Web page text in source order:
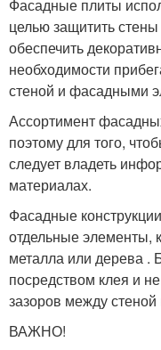
Фасадные плиты
целью защитить
обеспечить
необходимости
стеной и фасадными
Ассортимент
поэтому для того,
следует владеть
материалах.
Фасадные
отдельные элементы,
металла или дерева .
посредством клея и
зазоров между стеной
ВАЖНО!